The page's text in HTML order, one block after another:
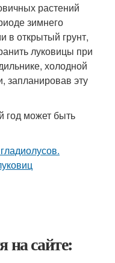
растений
зимнего
в открытый грунт,
луковицы при
холодной
запланировав эту
год может быть
на сайте: